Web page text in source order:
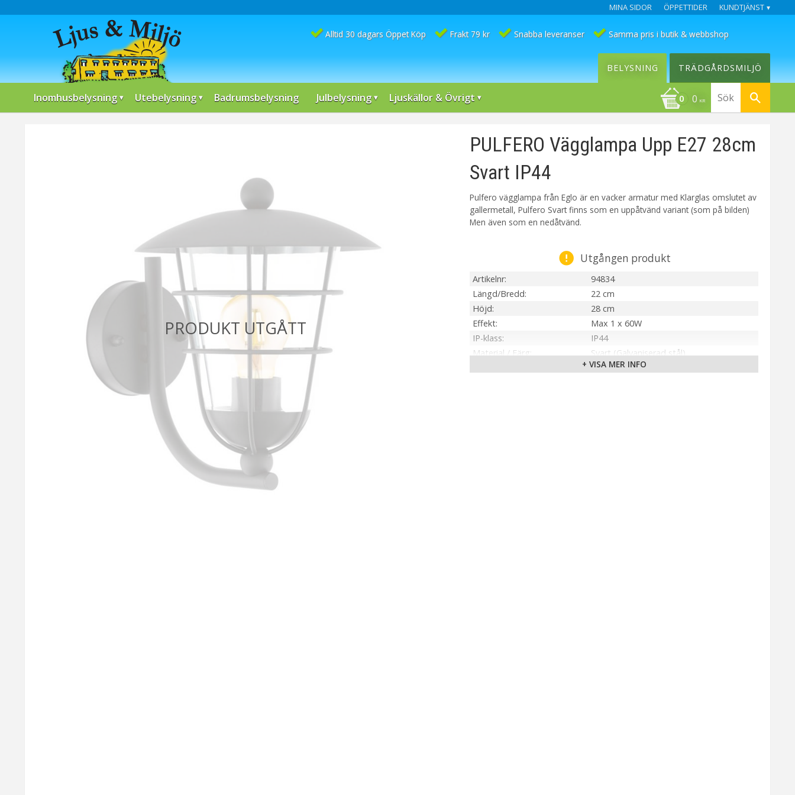
MINA SIDOR ÖPPETTIDER KUNDTJÄNST
Alltid 30 dagars Öppet Köp Frakt 79 kr Snabba leveranser Samma pris i butik & webbshop
Inomhusbelysning Utebelysning Badrumsbelysning Julbelysning Ljuskällor & Övrigt 0 KR
BELYSNING TRÄDGÅRDSMILJÖ
PULFERO Vägglampa Upp E27 28cm
Svart IP44
Pulfero vägglampa från Eglo är en vacker armatur med Klarglas omslutet av
gallermetall, Pulfero Svart finns som en uppåtvänd variant (som på bilden)
Men även som en nedåtvänd.
Utgången produkt
Artikelnr
94834
Längd/Bredd
22 cm
Höjd
28 cm
Effekt
Max 1 x 60W
IP-klass
IP44
Material / Färg
Svart (Galvaniserad stål)
Ingår Ej
+ VISA MER INFO